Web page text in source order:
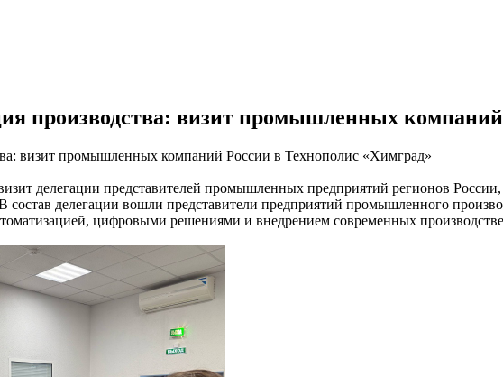
производства: визит промышленных
визит промышленных компаний России в Технополис «Химград»
делегации представителей промышленных предприятий регионов
состав делегации вошли представители предприятий промышленного
цифровыми решениями и внедрением современных